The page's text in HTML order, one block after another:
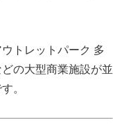
トレットパーク 多
の大型商業施設が並
。